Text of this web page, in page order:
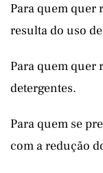
Para quem quer
resulta do uso
Para quem quer
detergentes.
Para quem se
com a redução